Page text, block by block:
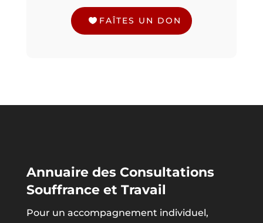
FAÎTES UN DON
Annuaire des Consultations
Souffrance et Travail
Pour un accompagnement individuel,